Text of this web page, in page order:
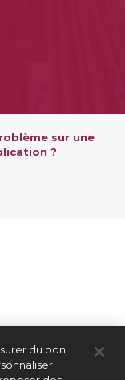
sur une
?
du bon